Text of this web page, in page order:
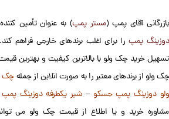
بازرگانی آقای پمپ (مستر پمپ) به عنوان تأمین
دوزینگ پمپرا برای اغلب برندهای خارجی فراهم
تسهیل خرید چک ولو با بالاترین کیفیت و بهترین
چک ولو از برندهای معتبر را به صورت انلاین از جملهچک
ولو دوزینگ پمپ جسکو – شیر یکطرفه دوزینگ پمپ
مشاوره خرید و یا اطلاع از قیمت چک ولو می